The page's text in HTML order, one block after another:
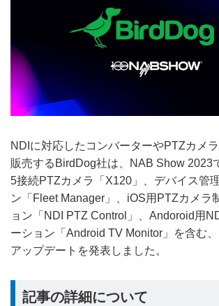
NDIに対応したコンバーターやPTZカメ
販売するBirdDog社は、NAB Show 2023
5接続PTZカメラ「X120」、デバイス管
ン「Fleet Manager」、iOS用PTZカメラ
ョン「NDI PTZ Control」、Andoroid用
ーション「Android TV Monitor」を含む
アップデートを発表しました。
記事の詳細について